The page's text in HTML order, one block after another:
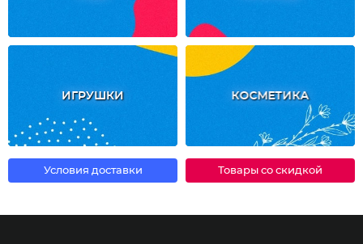
ИГРУШКИ КОСМЕТИКА
Условия доставки Товары со скидкой